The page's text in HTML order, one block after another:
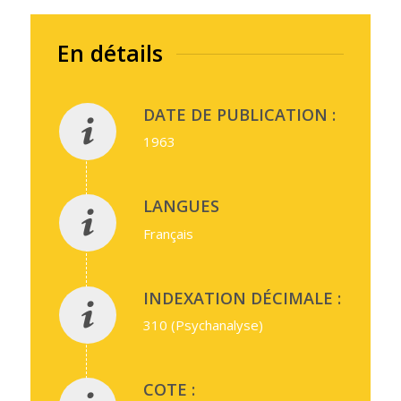
En détails
DATE DE PUBLICATION :
1963
LANGUES
Français
INDEXATION DÉCIMALE :
310 (Psychanalyse)
COTE :